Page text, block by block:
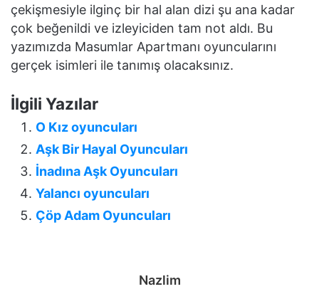
çekişmesiyle ilginç bir hal alan dizi şu ana kadar
çok beğenildi ve izleyiciden tam not aldı. Bu
yazımızda Masumlar Apartmanı oyuncularını
gerçek isimleri ile tanımış olacaksınız.
İlgili Yazılar
O Kız oyuncuları
Aşk Bir Hayal Oyuncuları
İnadına Aşk Oyuncuları
Yalancı oyuncuları
Çöp Adam Oyuncuları
Nazlim